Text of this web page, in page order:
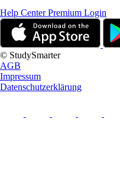
Help CenterPremium Login
© StudySmarter
AGB
Impressum
Datenschutzerklärung